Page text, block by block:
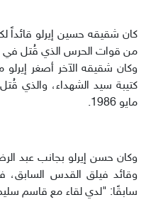
وكان شقيقه الآخر أصغر
مايو 1986.
وكان حسن إيرلو بجانب عبد
وقائد فيلق القدس السابق،
سابقًا: "لدي لقاء مع قاسم